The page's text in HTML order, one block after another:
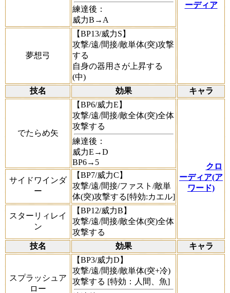
ーディア
練達後：
威力B→A
夢想弓
【BP13/威力S】
攻撃/遠/間接/敵単体(突)攻撃
する
自身の器用さが上昇する
(中)
技名
効果 キャラ
でたらめ矢
【BP6/威力E】
攻撃/遠/間接/敵全体(突)全体
攻撃する
練達後：
威力E→D
BP6→5
クロ
ーディア(ア
ワード)
サイドワインダ
ー
【BP7/威力C】
攻撃/遠/間接/ファスト/敵単
体(突)攻撃する[特効:カエル]
スターリィレイ
ン
【BP12/威力B】
攻撃/遠/間接/敵全体(突)全体
攻撃する
技名
効果 キャラ
スプラッシュア
ロー
【BP3/威力D】
攻撃/遠/間接/敵単体(突+冷)
攻撃する [特効：人間、魚]